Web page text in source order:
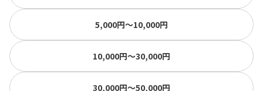
5,000円〜10,000円
10,000円〜30,000円
30,000円〜50,000円